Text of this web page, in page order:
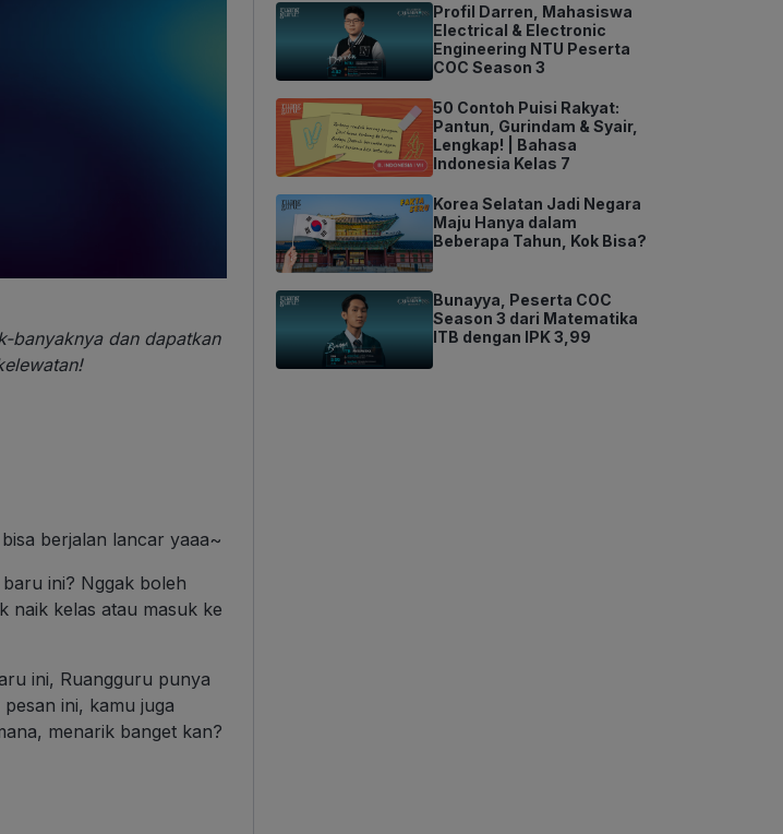
banyaknya dan dapatkan
berjalan lancar yaaa~
ini? Nggak boleh
naik kelas atau masuk ke
ini, Ruangguru punya
ini, kamu juga
menarik banget kan?
Profil Darren, Mahasiswa
Electrical & Electronic
Engineering NTU Peserta
COC Season 3
50 Contoh Puisi Rakyat:
Pantun, Gurindam & Syair,
Lengkap! | Bahasa
Indonesia Kelas 7
Korea Selatan Jadi Negara
Maju Hanya dalam
Beberapa Tahun, Kok Bisa?
Bunayya, Peserta COC
Season 3 dari Matematika
ITB dengan IPK 3,99